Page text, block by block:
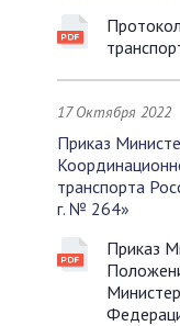
17 Октября 2022
Приказ
транспорта
г. № 264»
Приказ